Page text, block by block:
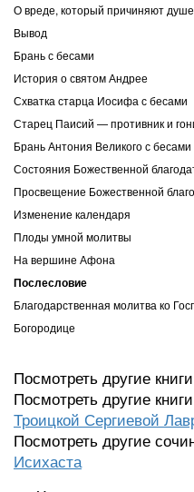
О вреде, который причиняют
Вывод
Брань с бесами
История о святом Андрее
Схватка старца Иосифа с бесами
Старец Паисий — противник и
Брань Антония Великого с бесами
Состояния Божественной
Просвещение Божественной
Изменение календаря
Плоды умной молитвы
На вершине Афона
Послесловие
Благодарственная молитва ко
Богородице
Посмотреть другие
Посмотреть другие книги
Троицкой Сергиевой
Посмотреть другие
Исихаста